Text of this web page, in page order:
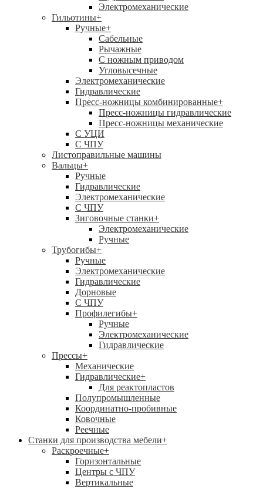
Электромеханические
Гильотины+
Ручные+
Сабельные
Рычажные
С ножным приводом
Угловысечные
Электромеханические
Гидравлические
Пресс-ножницы комбинированные+
Пресс-ножницы гидравлические
Пресс-ножницы механические
С УЦИ
С ЧПУ
Листоправильные машины
Вальцы+
Ручные
Гидравлические
Электромеханические
С ЧПУ
Зиговочные станки+
Электромеханические
Ручные
Трубогибы+
Ручные
Электромеханические
Гидравлические
Дорновые
С ЧПУ
Профилегибы+
Ручные
Электромеханические
Гидравлические
Прессы+
Механические
Гидравлические+
Для реактопластов
Полупромышленные
Координатно-пробивные
Ковочные
Реечные
Станки для производства мебели+
Раскроечные+
Горизонтальные
Центры с ЧПУ
Вертикальные